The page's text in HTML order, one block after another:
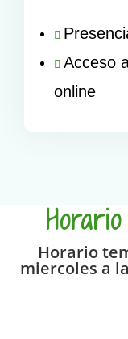
Acceso
online
Horario
miercoles a